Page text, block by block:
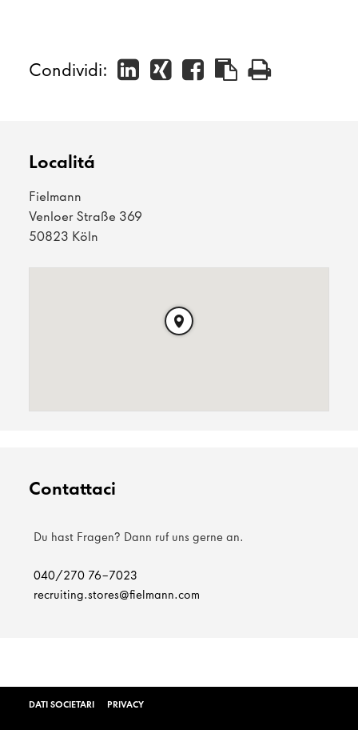
Condividi:
Localitá
Fielmann
Venloer Straße 369
50823 Köln
Contattaci
Du hast Fragen? Dann ruf uns gerne an.
040/270 76-7023
recruiting.stores@fielmann.com
DATI SOCIETARI PRIVACY